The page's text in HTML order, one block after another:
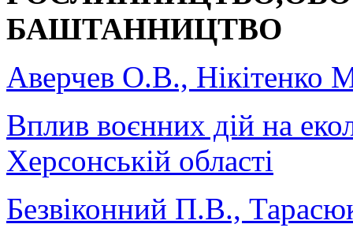
БАШТАННИЦТВО
Аверчев О.В., Нікітенко
Вплив воєнних дій на
Херсонській області
Безвіконний П.В.,